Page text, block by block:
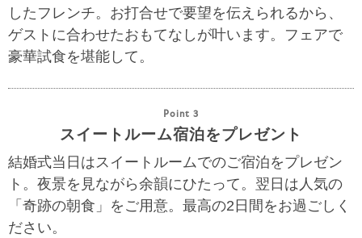
したフレンチ。お打合せで要望を伝えられるから、
ゲストに合わせたおもてなしが叶います。フェアで
豪華試食を堪能して。
Point 3
スイートルーム宿泊をプレゼント
結婚式当日はスイートルームでのご宿泊をプレゼン
ト。夜景を見ながら余韻にひたって。翌日は人気の
「奇跡の朝食」をご用意。最高の2日間をお過ごしく
ださい。